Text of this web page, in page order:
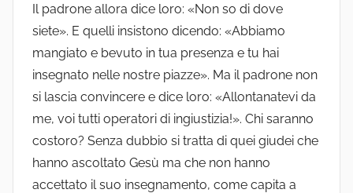
Il padrone allora dice loro: «Non so di dove
siete». E quelli insistono dicendo: «Abbiamo
mangiato e bevuto in tua presenza e tu hai
insegnato nelle nostre piazze». Ma il padrone non
si lascia convincere e dice loro: «Allontanatevi da
me, voi tutti operatori di ingiustizia!». Chi saranno
costoro? Senza dubbio si tratta di quei giudei che
hanno ascoltato Gesù ma che non hanno
accettato il suo insegnamento, come capita a